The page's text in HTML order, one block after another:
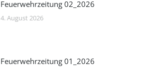
Feuerwehrzeitung 02_2026
4. August 2026
Feuerwehrzeitung 01_2026